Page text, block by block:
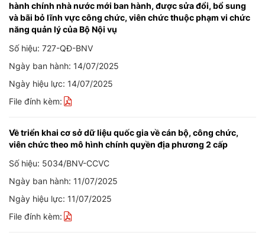
hành chính nhà nước mới ban hành, được sửa đổi, bổ sung
và bãi bỏ lĩnh vực công chức, viên chức thuộc phạm vi chức
năng quản lý của Bộ Nội vụ
Số hiệu: 727-QĐ-BNV
Ngày ban hành: 14/07/2025
Ngày hiệu lực: 14/07/2025
File đính kèm:
Về triển khai cơ sở dữ liệu quốc gia về cán bộ, công chức,
viên chức theo mô hình chính quyền địa phương 2 cấp
Số hiệu: 5034/BNV-CCVC
Ngày ban hành: 11/07/2025
Ngày hiệu lực: 11/07/2025
File đính kèm: